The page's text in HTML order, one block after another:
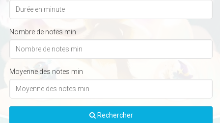
Nombre de notes min
Moyenne des notes min
Rechercher